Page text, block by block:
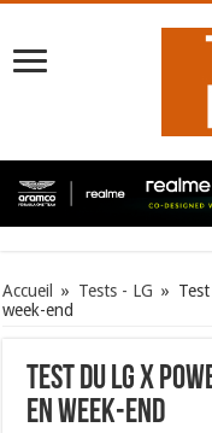
Accueil » Tests - LG »
week-end
Test du LG X
en week-end